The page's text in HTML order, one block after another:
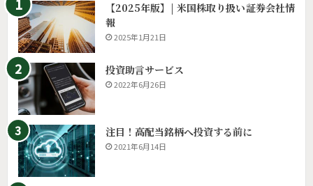
【2025年版】| 米国株取り扱い証券会社情
報
2025年1月21日
投資助言サービス
2022年6月26日
注目！高配当銘柄へ投資する前に
2021年6月14日